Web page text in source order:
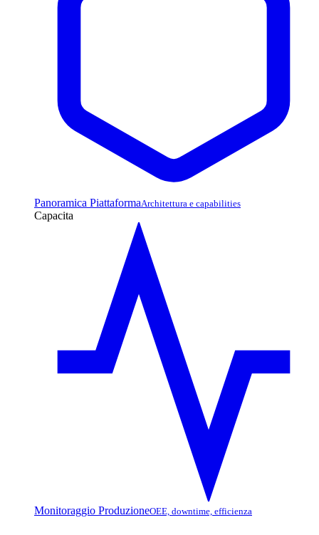
Panoramica PiattaformaArchitettura e capabilities
Capacita
Monitoraggio ProduzioneOEE, downtime, efficienza